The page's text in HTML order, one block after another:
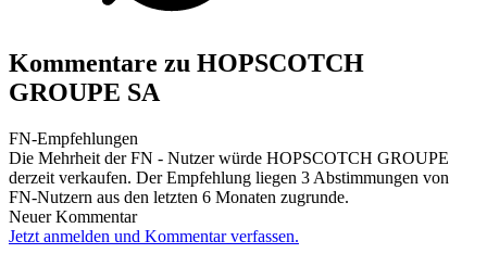
Kommentare zu HOPSCOTCH
GROUPE SA
FN-Empfehlungen
Die Mehrheit der FN - Nutzer würde HOPSCOTCH GROUPE
derzeit verkaufen. Der Empfehlung liegen 3 Abstimmungen von
FN-Nutzern aus den letzten 6 Monaten zugrunde.
Neuer Kommentar
Jetzt anmelden und Kommentar verfassen.